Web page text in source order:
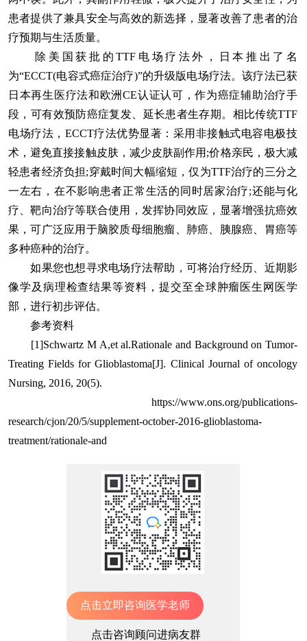
患者提供了兼具安全与高效的新选择，显著改善了患者的治
疗预期与生活质量。
除美国获批的TTF电场疗法外，日本推出了名
为“ECCT(电容式癌症治疗)”的升级版电场疗法。该疗法已获
日本再生医疗法和欧洲CE认证认可，作为癌症辅助治疗手
段，可有效预防癌症复发、延长患者生存期。相比传统TTF
电场疗法，ECCT疗法优势显著：采用非接触式电容电极技
术，避免直接接触皮肤，减少皮肤副作用;价格亲民，极大减
轻患者经济负担;穿戴时间大幅缩短，仅为TTF治疗的三分之
一左右，在不影响患者正常生活的同时居家治疗;还能与化
疗、靶向治疗等联合使用，发挥协同效应，显著增强抗癌效
果，可广泛应用于脑胶质母细胞瘤、肺癌、胰腺癌、胃癌等
多种癌种的治疗。
如果您也想寻求电场疗法帮助，可将治疗经历、近期影
像学及病理检查结果等资料，提交至全球肿瘤医生网医学
部，进行初步评估。
参考资料
[1]Schwartz M A,et al.Rationale and Background on Tumor-
Treating Fields for Glioblastoma[J]. Clinical Journal of oncology
Nursing, 2016, 20(5).
https://www.ons.org/publications-
research/cjon/20/5/supplement-october-2016-glioblastoma-
treatment/rationale-and
点击立即咨询医学老师
点击咨询顾问进病友群